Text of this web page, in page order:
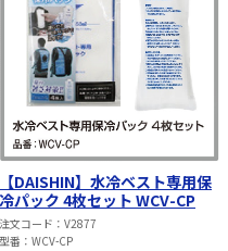
【DAISHIN】水冷ベスト専用保
冷パック 4枚セット WCV-CP
注文コード
V2877
型番
WCV-CP